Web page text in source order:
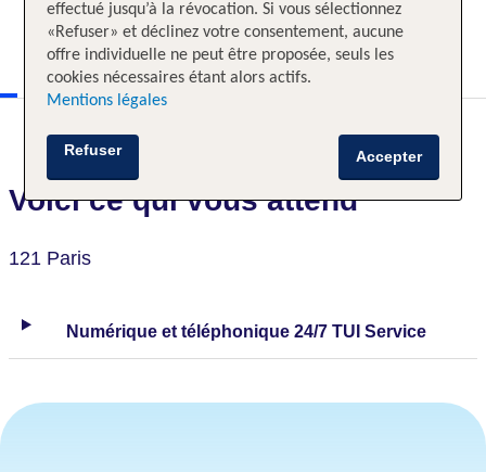
Voici ce qui vous attend
121 Paris
Numérique et téléphonique 24/7 TUI Service
effectué jusqu’à la révocation. Si vous sélectionnez
«Refuser» et déclinez votre consentement, aucune
offre individuelle ne peut être proposée, seuls les
cookies nécessaires étant alors actifs.
Mentions légales
Accepter
Refuser